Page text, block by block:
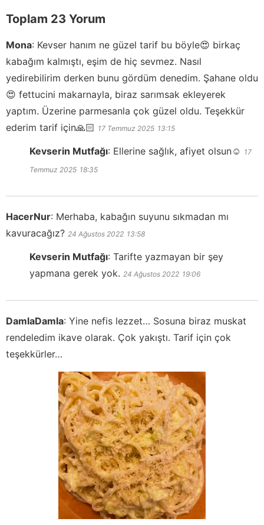
Toplam 23 Yorum
Mona: Kevser hanım ne güzel tarif bu böyle😍 birkaç
kabağım kalmıştı, eşim de hiç sevmez. Nasıl
yedirebilirim derken bunu gördüm denedim. Şahane oldu
😍 fettucini makarnayla, biraz sarımsak ekleyerek
yaptım. Üzerine parmesanla çok güzel oldu. Teşekkür
ederim tarif için🙏🏻 17 Temmuz 2025 13:15
Kevserin Mutfağı: Ellerine sağlık, afiyet olsun☺️ 17
Temmuz 2025 18:35
HacerNur: Merhaba, kabağın suyunu sıkmadan mı
kavuracağız? 24 Ağustos 2022 13:58
Kevserin Mutfağı: Tarifte yazmayan bir şey
yapmana gerek yok. 24 Ağustos 2022 19:06
DamlaDamla: Yine nefis lezzet… Sosuna biraz muskat
rendeledim ikave olarak. Çok yakıştı. Tarif için çok
teşekkürler…